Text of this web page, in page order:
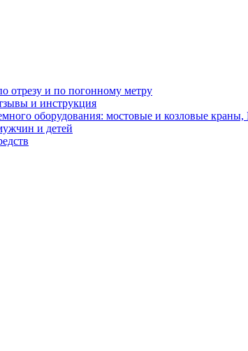
отрезу и по погонному метру
и инструкция
оборудования: мостовые и козловые
и детей